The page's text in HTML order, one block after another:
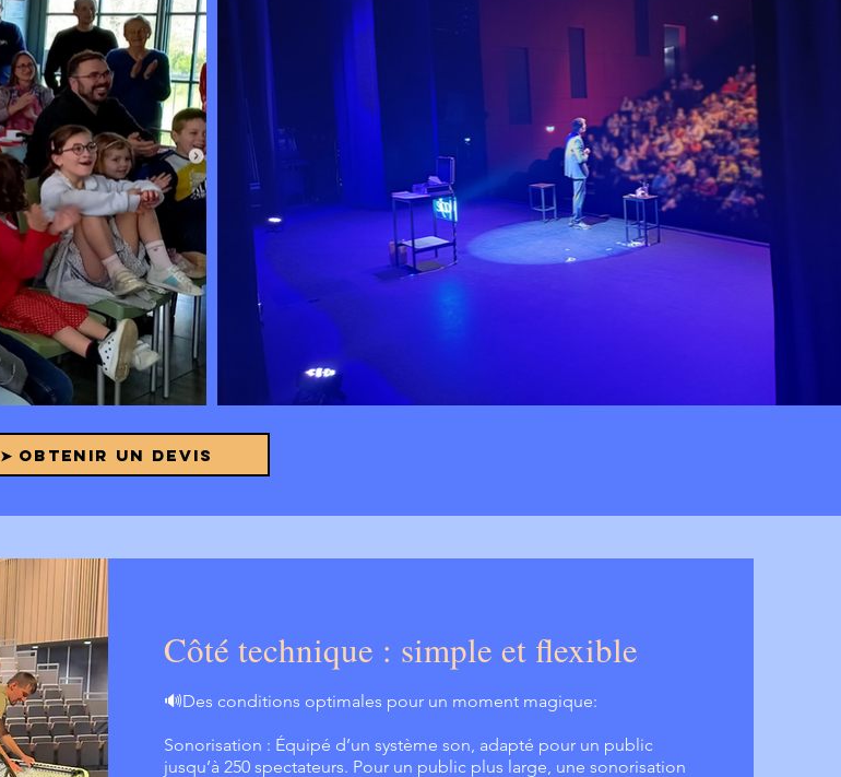
➤ OBTENIR UN DEVIS
Côté technique : simple et flexible
🔊Des conditions optimales pour un moment magique:
Sonorisation : Équipé d’un système son, adapté pour un public
jusqu’à 250 spectateurs. Pour un public plus large, une sonorisation